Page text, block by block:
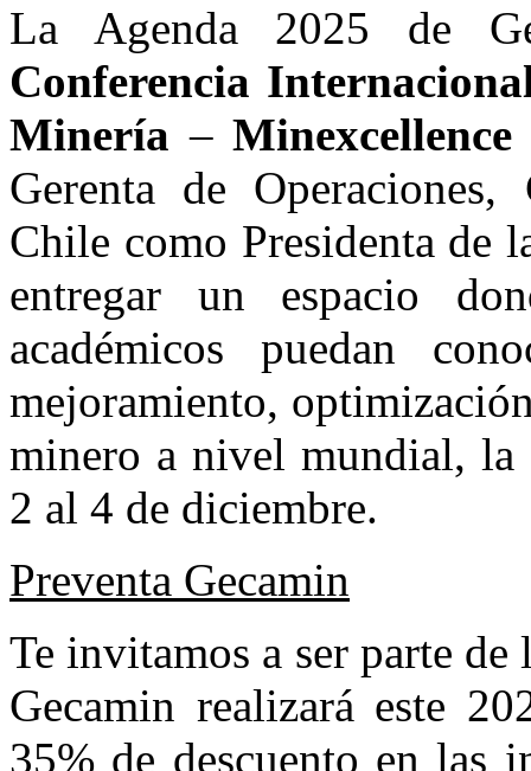
La Agenda 2025 de
Conferencia
Minería – Minexcellence
Gerenta de
Chile como Presidenta de
entregar un espacio
académicos puedan
mejoramiento,
minero a nivel mundial, la
2 al 4 de diciembre.
Preventa Gecamin
Te invitamos a ser parte
Gecamin realizará este
35% de descuento en las